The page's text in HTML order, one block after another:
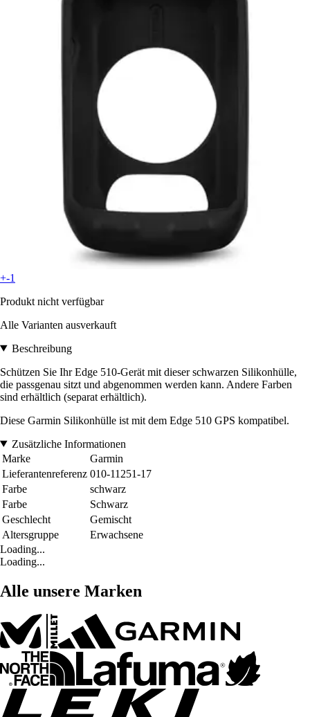
+-1
Produkt nicht verfügbar
Alle Varianten ausverkauft
Beschreibung
Schützen Sie Ihr Edge 510-Gerät mit dieser schwarzen Silikonhülle,
die passgenau sitzt und abgenommen werden kann. Andere Farben
sind erhältlich (separat erhältlich).
Diese Garmin Silikonhülle ist mit dem Edge 510 GPS kompatibel.
Zusätzliche Informationen
Marke
Garmin
Lieferantenreferenz 010-11251-17
Farbe
schwarz
Farbe
Schwarz
Geschlecht
Gemischt
Altersgruppe
Erwachsene
Loading...
Loading...
Alle unsere Marken